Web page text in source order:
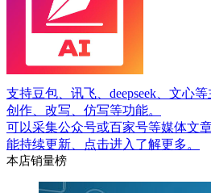
支持豆包、讯飞、deepseek、文心
创作、改写、仿写等功能。
可以采集公众号或百家号等媒体文
能持续更新、点击进入了解更多。
本店销量榜